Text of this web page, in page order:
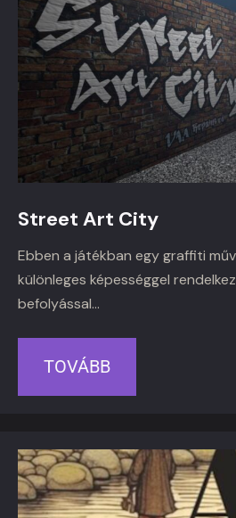
Street Art City
Ebben a játékban egy graffiti
különleges képességgel
befolyással…
TOVÁBB